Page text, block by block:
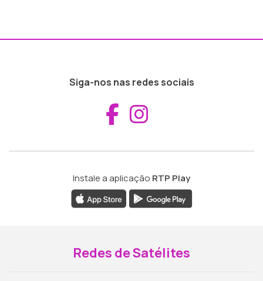
Siga-nos nas redes sociais
Aceder ao
Instale a aplicação RTP Play
Redes de Satélites